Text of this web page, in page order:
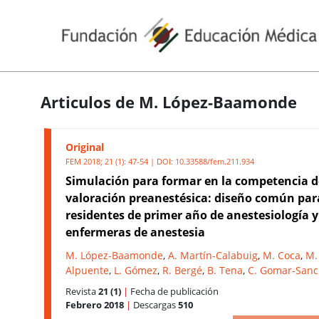
Articulos de M. López-Baamonde
Original
FEM 2018; 21 (1): 47-54 | DOI: 10.33588/fem.211.934
Simulación para formar en la competencia
valoración preanestésica: diseño común
residentes de primer año de anestesiología y
enfermeras de anestesia
M. López-Baamonde, A. Martín-Calabuig, M. Coca,
Alpuente, L. Gómez, R. Bergé, B. Tena, C. Gomar-
Revista21 (1) | Fecha de publicación
Febrero 2018 | Descargas510